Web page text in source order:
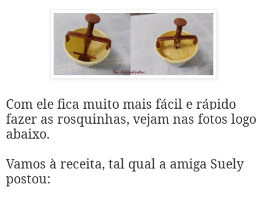
Com ele fica muito mais fácil e rápido
fazer as rosquinhas, vejam nas fotos logo
abaixo.
Vamos à receita, tal qual a amiga Suely
postou: